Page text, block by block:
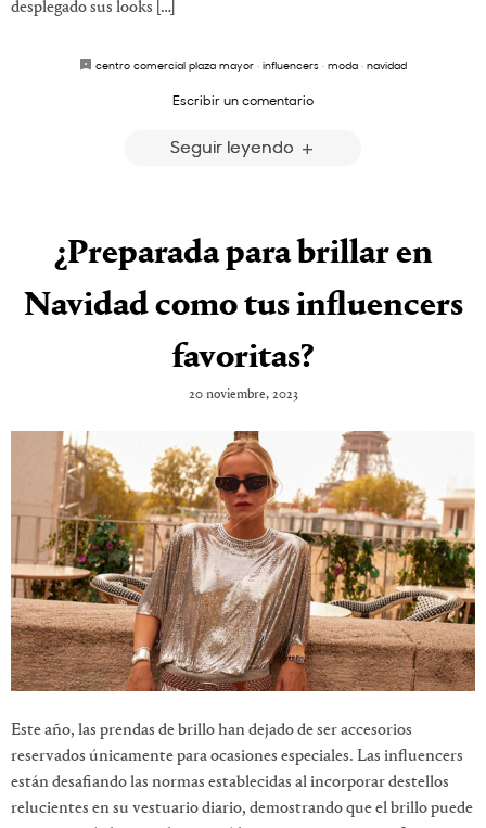
desplegado sus looks […]
centro comercial plaza mayor · influencers · moda · navidad
Escribir un comentario
Seguir leyendo
¿Preparada para brillar en
Navidad como tus influencers
favoritas?
20 noviembre, 2023
Este año, las prendas de brillo han dejado de ser accesorios
reservados únicamente para ocasiones especiales. Las influencers
están desafiando las normas establecidas al incorporar destellos
relucientes en su vestuario diario, demostrando que el brillo puede